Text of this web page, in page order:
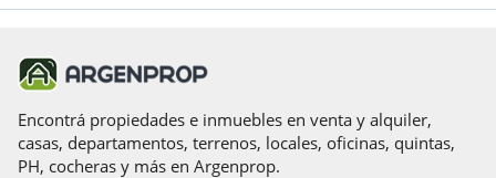
Encontrá propiedades e inmuebles en venta y alquiler,
casas, departamentos, terrenos, locales, oficinas, quintas,
PH, cocheras y más en Argenprop.